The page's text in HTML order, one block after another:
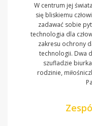
W centrum jej
się bliskiemu
zadawać sobie
technologia dla
zakresu ochrony
technologii. Dwa
szufladzie
rodzinie,